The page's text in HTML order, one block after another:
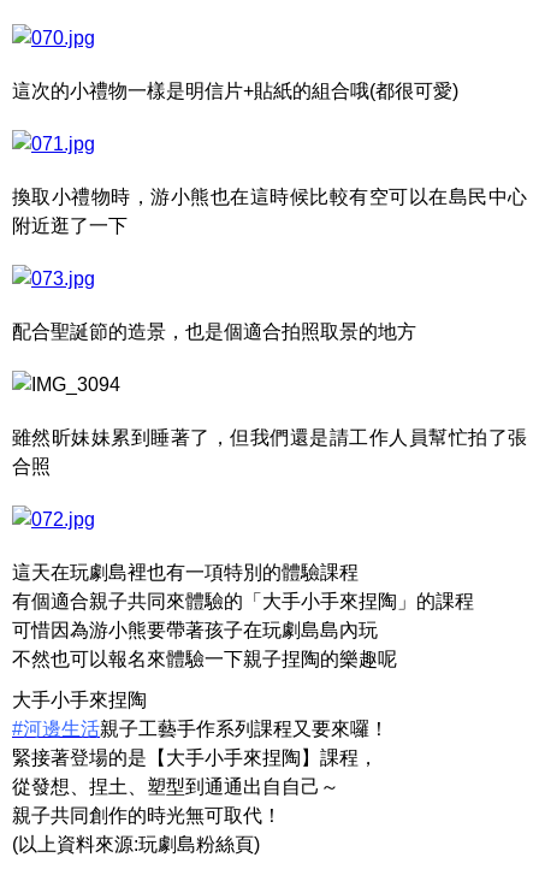
這次的小禮物一樣是明信片+貼紙的組合哦(都很可愛)
換取小禮物時，游小熊也在這時候比較有空可以在島民中心
附近逛了一下
配合聖誕節的造景，也是個適合拍照取景的地方
雖然昕妹妹累到睡著了，但我們還是請工作人員幫忙拍了張
合照
這天在玩劇島裡也有一項特別的體驗課程
有個適合親子共同來體驗的「大手小手來捏陶」的課程
可惜因為游小熊要帶著孩子在玩劇島島內玩
不然也可以報名來體驗一下親子捏陶的樂趣呢
大手小手來捏陶
#河邊生活親子工藝手作系列課程又要來囉！
緊接著登場的是【大手小手來捏陶】課程，
從發想、捏土、塑型到通通出自自己～
親子共同創作的時光無可取代！
(以上資料來源:玩劇島粉絲頁)